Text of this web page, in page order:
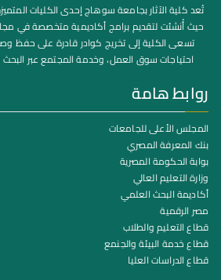
تُعد كلية الآثار بجامعة سوهاج إحدى الكليات
حيث أُنشئت لتقديم برامج أكاديمية متخصصة في
تسعى الكلية إلى تخريج كوادر قادرة على حفظ
احتياجات سوق العمل، وخدمة المجتمع عبر البحث
روابط هامة
المجلس الأعلى للجامعات
بنك المعرفة المصري
بوابة الحكومة المصرية
وزارة التعليم العالي
أكاديمة البحث العلمي
مصر الرقمية
قطاع التعليم والطلاب
قطاع خدمة البيئة والجنمع
قطاع الدراسات العليا